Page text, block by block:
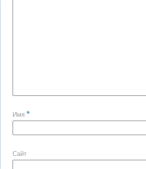
Имя *
Сайт